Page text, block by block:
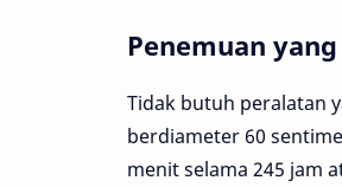
Penemuan
Tidak butuh peralatan
berdiameter 60
menit selama 245 jam